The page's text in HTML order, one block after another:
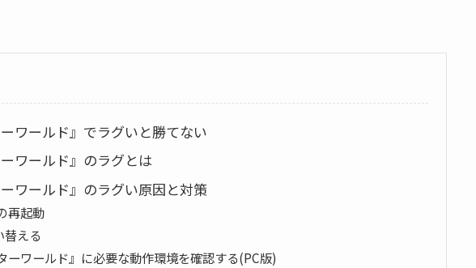
ワールド』でラグいと勝てない
ワールド』のラグとは
ワールド』のラグい原因と対策
再起動
える
ーワールド』に必要な動作環境を確認する(PC版)